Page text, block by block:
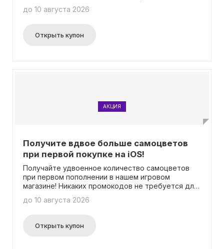
приобретайте ценные камни по выгодной цене.
до 10 августа 2026
Открыть купон
АКЦИЯ
Получите вдвое больше самоцветов
при первой покупке на iOS!
Получайте удвоенное количество самоцветов
при первом пополнении в нашем игровом
магазине! Никаких промокодов не требуется для
до 10 августа 2026
Открыть купон